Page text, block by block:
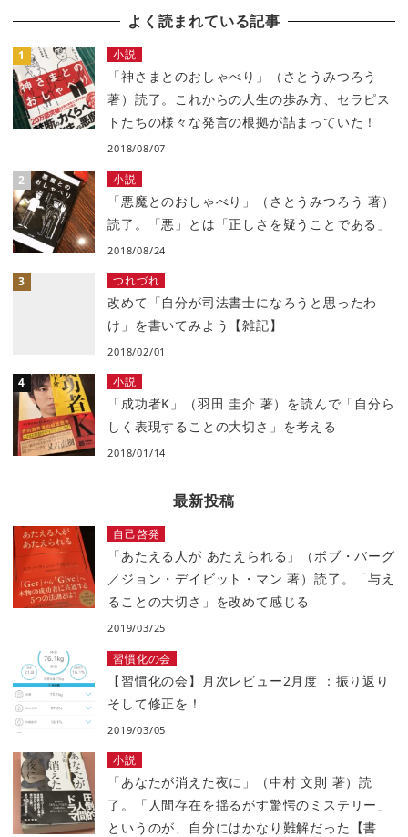
よく読まれている記事
小説
「神さまとのおしゃべり」（さとうみつろう
著）読了。これからの人生の歩み方、セラピス
トたちの様々な発言の根拠が詰まっていた！
2018/08/07
小説
「悪魔とのおしゃべり」（さとうみつろう 著）
読了。「悪」とは「正しさを疑うことである」
2018/08/24
つれづれ
改めて「自分が司法書士になろうと思ったわ
け」を書いてみよう【雑記】
2018/02/01
小説
「成功者K」（羽田 圭介 著）を読んで「自分ら
しく表現することの大切さ」を考える
2018/01/14
最新投稿
自己啓発
「あたえる人が あたえられる」（ボブ・バーグ
／ジョン・デイビット・マン 著）読了。「与え
ることの大切さ」を改めて感じる
2019/03/25
習慣化の会
【習慣化の会】月次レビュー2月度 ：振り返り
そして修正を！
2019/03/05
小説
「あなたが消えた夜に」（中村 文則 著）読
了。「人間存在を揺るがす驚愕のミステリー」
というのが、自分にはかなり難解だった【書